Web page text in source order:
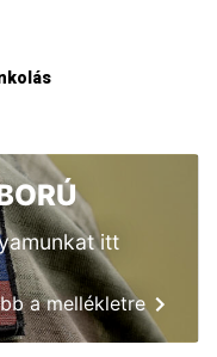
itt
a mellékletre